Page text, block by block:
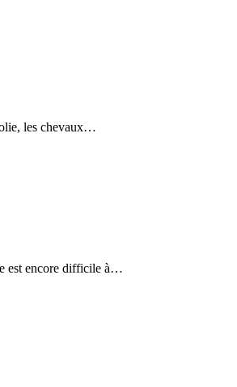
les chevaux…
est encore difficile à…